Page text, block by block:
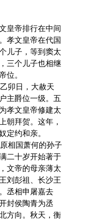
帝排行在中间
孝文皇帝在代国
儿子，等到窦太
三个儿子也相继
位。
卯日，大赦天
主爵位一级。五
孝文皇帝修建太
朝拜贺。这年，
定约和亲。
相国萧何的孙子
二十岁开始著于
文帝的母亲薄太
刘彭祖、长沙王
丞相申屠嘉去
封侯陶青为丞
方向。秋天，衡